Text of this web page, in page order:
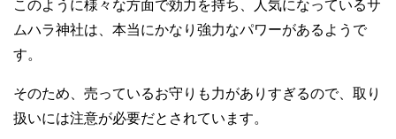
このように様々な方面で効力を持ち、人気になっているサ
ムハラ神社は、本当にかなり強力なパワーがあるようで
す。
そのため、売っているお守りも力がありすぎるので、取り
扱いには注意が必要だとされています。